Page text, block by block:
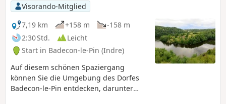
Visorando-Mitglied
7,19 km
+158 m
-158 m
2:30 Std.
Leicht
Start in Badecon-le-Pin (Indre)
Auf diesem schönen Spaziergang
können Sie die Umgebung des Dorfes
Badecon-le-Pin entdecken, darunter